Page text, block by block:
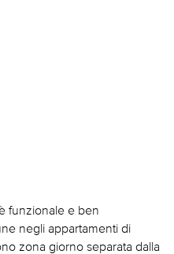
funzionale e ben
negli appartamenti di
zona giorno separata dalla